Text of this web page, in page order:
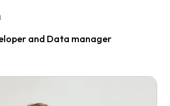
and Data manager